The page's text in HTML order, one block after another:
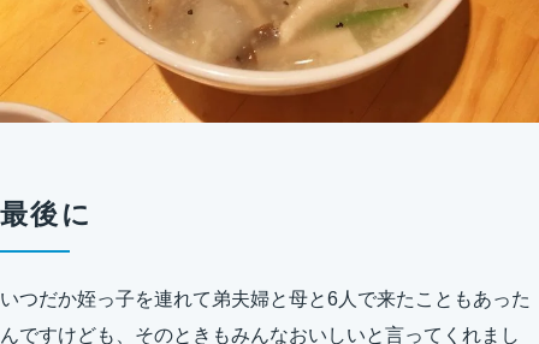
最後に
いつだか姪っ子を連れて弟夫婦と母と6人で来たこともあった
んですけども、そのときもみんなおいしいと言ってくれまし